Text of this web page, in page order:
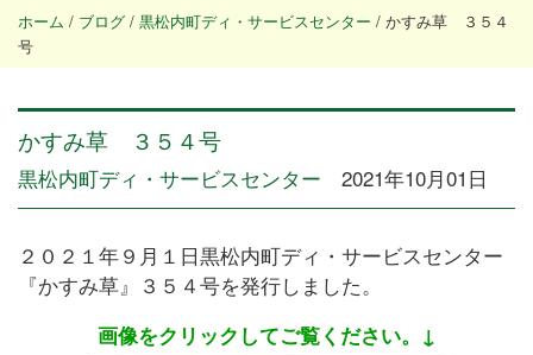
ホーム / ブログ / 黒松内町ディ・サービスセンター / かすみ草 ３５４
号
かすみ草 ３５４号
黒松内町ディ・サービスセンター 2021年10月01日
２０２１年９月１日黒松内町ディ・サービスセンター
『かすみ草』３５４号を発行しました。
画像をクリックしてご覧ください。↓